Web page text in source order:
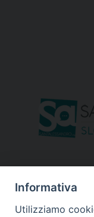
Informativa
Utilizziamo